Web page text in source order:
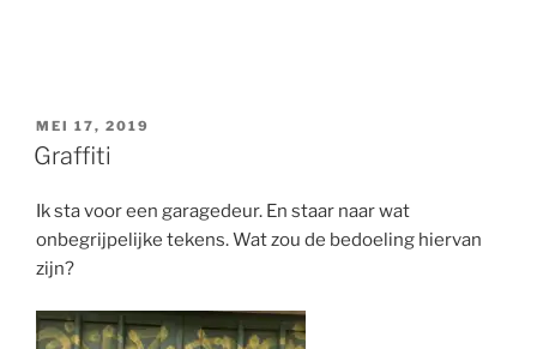
GEPLAATST
OP
MEI 17, 2019
Graffiti
Ik sta voor een garagedeur. En staar naar wat
onbegrijpelijke tekens. Wat zou de bedoeling hiervan
zijn?